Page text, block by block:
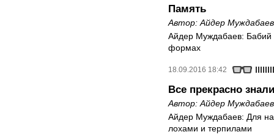
Память
Автор: Айдер Муждабаев
Айдер Муждабаев: Бабий
формах
18.09.2016 18:42
Все прекрасно
Автор: Айдер Муждабаев
Айдер Муждабаев: Для
лохами и терпилами